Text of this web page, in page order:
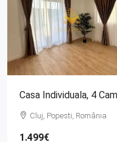
Cluj, Popesti, România
1.499€